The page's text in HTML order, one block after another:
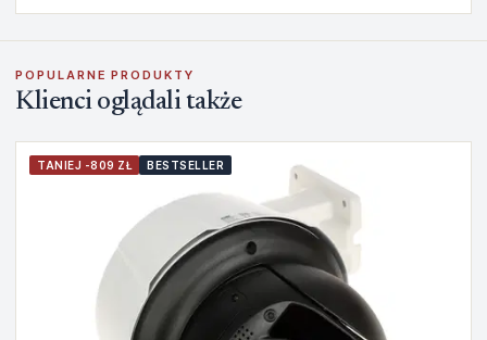
POPULARNE PRODUKTY
Klienci oglądali także
TANIEJ -809 ZŁ BESTSELLER